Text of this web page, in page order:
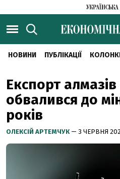
НОВИНИ ПУБЛІКАЦІЇ
Експорт
обвалився до
років
ОЛЕКСІЙ АРТЕМЧУК — 3 ЧЕРВНЯ